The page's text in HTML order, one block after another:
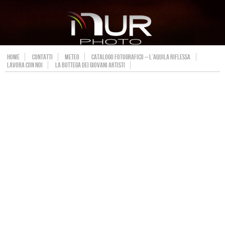
HOME CONTATTI METEO
CATALOGO FOTOGRAFICO – L’AQUILA RIFLESSA
LAVORA CON NOI
LA BOTTEGA DEI GIOVANI ARTISTI